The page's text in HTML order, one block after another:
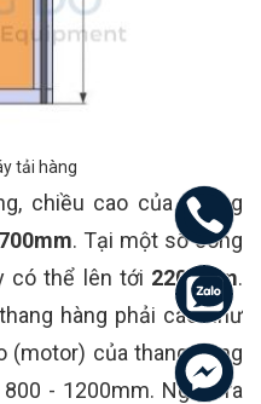
tải hàng
chiều cao của phòng
. Tại một số công
có thể lên tới 2200mm.
hàng phải cao như
(motor) của thang hàng
- 1200mm. Ngoài ra